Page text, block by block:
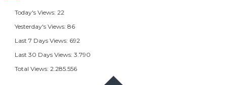
Today's Views: 22
Yesterday's Views: 86
Last 7 Days Views: 692
Last 30 Days Views: 3.790
Total Views: 2.285.556